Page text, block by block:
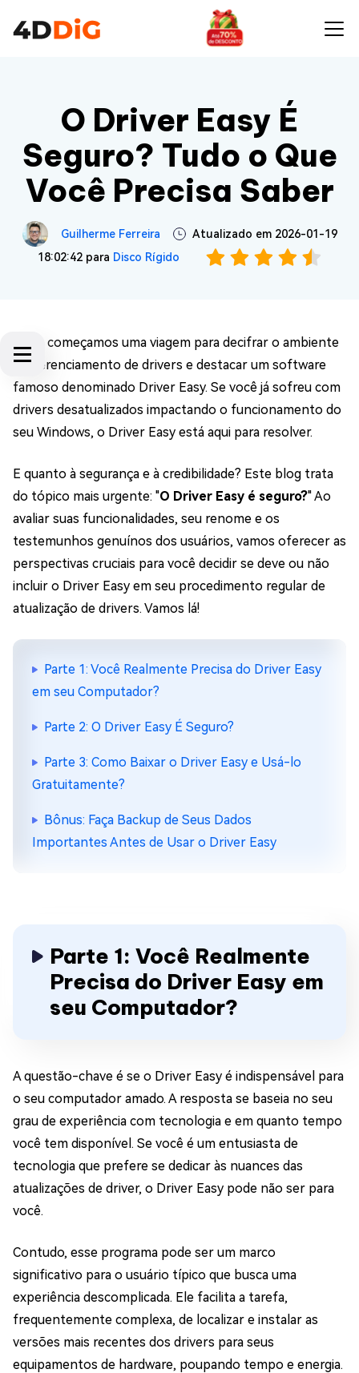
O Driver Easy É
Seguro? Tudo o Que
Você Precisa Saber
Guilherme Ferreira
Atualizado em 2026-01-19
18:02:42 para Disco Rígido
Hoje, começamos uma viagem para decifrar o ambiente
do gerenciamento de drivers e destacar um software
famoso denominado Driver Easy. Se você já sofreu com
drivers desatualizados impactando o funcionamento do
seu Windows, o Driver Easy está aqui para resolver.
E quanto à segurança e à credibilidade? Este blog trata
do tópico mais urgente: "O Driver Easy é seguro?" Ao
avaliar suas funcionalidades, seu renome e os
testemunhos genuínos dos usuários, vamos oferecer as
perspectivas cruciais para você decidir se deve ou não
incluir o Driver Easy em seu procedimento regular de
atualização de drivers. Vamos lá!
Parte 1: Você Realmente Precisa do Driver Easy
em seu Computador?
Parte 2: O Driver Easy É Seguro?
Parte 3: Como Baixar o Driver Easy e Usá-lo
Gratuitamente?
Bônus: Faça Backup de Seus Dados
Importantes Antes de Usar o Driver Easy
Parte 1: Você Realmente
Precisa do Driver Easy em
seu Computador?
A questão-chave é se o Driver Easy é indispensável para
o seu computador amado. A resposta se baseia no seu
grau de experiência com tecnologia e em quanto tempo
você tem disponível. Se você é um entusiasta de
tecnologia que prefere se dedicar às nuances das
atualizações de driver, o Driver Easy pode não ser para
você.
Contudo, esse programa pode ser um marco
significativo para o usuário típico que busca uma
experiência descomplicada. Ele facilita a tarefa,
frequentemente complexa, de localizar e instalar as
versões mais recentes dos drivers para seus
equipamentos de hardware, poupando tempo e energia.